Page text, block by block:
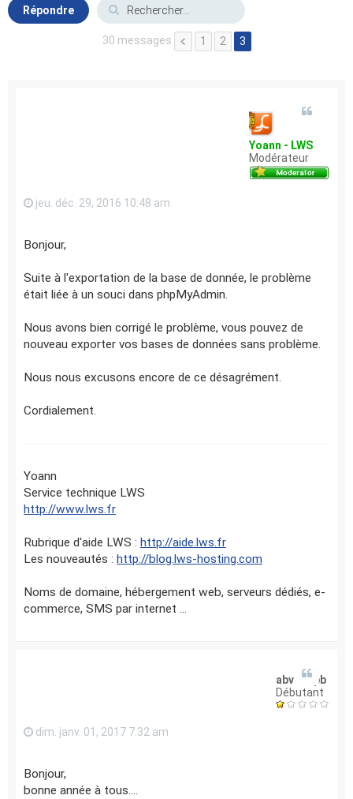
Répondre
30 messages 1 2 3
Yoann - LWS
Modérateur
jeu. déc. 29, 2016 10:48 am
Bonjour,
Suite à l'exportation de la base de donnée, le problème
était liée à un souci dans phpMyAdmin.
Nous avons bien corrigé le problème, vous pouvez de
nouveau exporter vos bases de données sans problème.
Nous nous excusons encore de ce désagrément.
Cordialement.
Yoann
Service technique LWS
http://www.lws.fr
Rubrique d'aide LWS : http://aide.lws.fr
Les nouveautés : http://blog.lws-hosting.com
Noms de domaine, hébergement web, serveurs dédiés, e-
commerce, SMS par internet ...
abvsbopb
Débutant
dim. janv. 01, 2017 7:32 am
Bonjour,
bonne année à tous....